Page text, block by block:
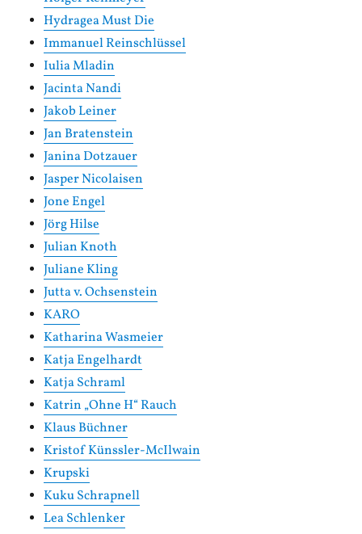
Hydragea Must Die
Immanuel Reinschlüssel
Iulia Mladin
Jacinta Nandi
Jakob Leiner
Jan Bratenstein
Janina Dotzauer
Jasper Nicolaisen
Jone Engel
Jörg Hilse
Julian Knoth
Juliane Kling
Jutta v. Ochsenstein
KARO
Katharina Wasmeier
Katja Engelhardt
Katja Schraml
Katrin „Ohne H“ Rauch
Klaus Büchner
Kristof Künssler-McIlwain
Krupski
Kuku Schrapnell
Lea Schlenker